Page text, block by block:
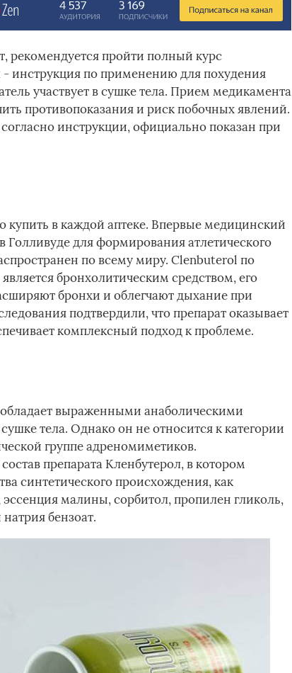
рекомендуется пройти полный курс
инструкция по применению для похудения
участвует в сушке тела. Прием медикамента
противопоказания и риск побочных явлений.
инструкции, официально показан при
в каждой аптеке. Впервые медицинский
Голливуде для формирования атлетического
по всему миру. Clenbuterol по
бронхолитическим средством, его
бронхи и облегчают дыхание при
подтвердили, что препарат оказывает
комплексный подход к проблеме.
выраженными анаболическими
тела. Однако он не относится к категории
группе адреномиметиков.
препарата Кленбутерол, в котором
синтетического происхождения, как
малины, сорбитол, пропилен гликоль,
бензоат.